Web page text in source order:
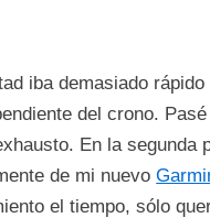
iba demasiado rápido
del crono.
En la segunda
de mi nuevo
el tiempo, sólo